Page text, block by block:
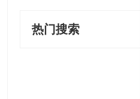
热门搜索